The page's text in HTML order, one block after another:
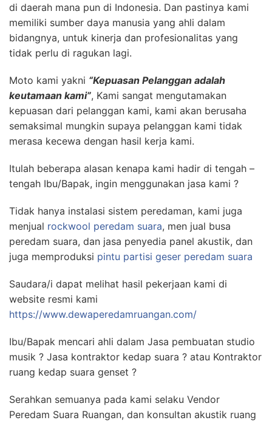
di daerah mana pun di Indonesia. Dan pastinya kami
memiliki sumber daya manusia yang ahli dalam
bidangnya, untuk kinerja dan profesionalitas yang
tidak perlu di ragukan lagi.
Moto kami yakni “Kepuasan Pelanggan adalah
keutamaan kami”, Kami sangat mengutamakan
kepuasan dari pelanggan kami, kami akan berusaha
semaksimal mungkin supaya pelanggan kami tidak
merasa kecewa dengan hasil kerja kami.
Itulah beberapa alasan kenapa kami hadir di tengah –
tengah Ibu/Bapak, ingin menggunakan jasa kami ?
Tidak hanya instalasi sistem peredaman, kami juga
menjual rockwool peredam suara, men jual busa
peredam suara, dan jasa penyedia panel akustik, dan
juga memproduksi pintu partisi geser peredam suara
Saudara/i dapat melihat hasil pekerjaan kami di
website resmi kami
https://www.dewaperedamruangan.com/
Ibu/Bapak mencari ahli dalam Jasa pembuatan studio
musik ? Jasa kontraktor kedap suara ? atau Kontraktor
ruang kedap suara genset ?
Serahkan semuanya pada kami selaku Vendor
Peredam Suara Ruangan, dan konsultan akustik ruang